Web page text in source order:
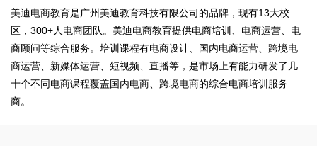
美迪电商教育是广州美迪教育科技有限公司的品牌，现有13大校
区，300+人电商团队。美迪电商教育提供电商培训、电商运营、电
商顾问等综合服务。培训课程有电商设计、国内电商运营、跨境电
商运营、新媒体运营、短视频、直播等，是市场上有能力研发了几
十个不同电商课程覆盖国内电商、跨境电商的综合电商培训服务
商。